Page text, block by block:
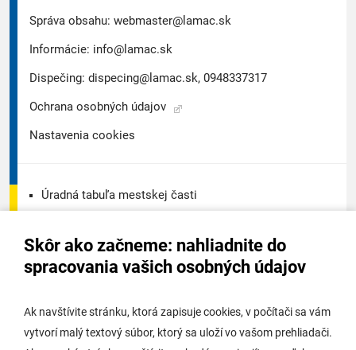
Skôr ako začneme: nahliadnite do
spracovania vašich osobných údajov
Ak navštívite stránku, ktorá zapisuje cookies, v počítači sa vám
vytvorí malý textový súbor, ktorý sa uloží vo vašom prehliadači.
Správa obsahu: webmaster@lamac.sk
Informácie: info@lamac.sk
Dispečing: dispecing@lamac.sk, 0948337317
Ochrana osobných údajov
Nastavenia cookies
Úradná tabuľa mestskej časti
Úradná tabuľa stavebného úradu
Potrebujem vybaviť